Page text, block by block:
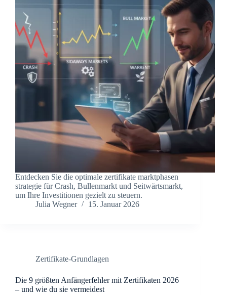
Entdecken Sie die optimale zertifikate marktphasen
strategie für Crash, Bullenmarkt und Seitwärtsmarkt,
um Ihre Investitionen gezielt zu steuern.
Julia Wegner
15. Januar 2026
Zertifikate-Grundlagen
Die 9 größten Anfängerfehler mit Zertifikaten 2026
– und wie du sie vermeidest